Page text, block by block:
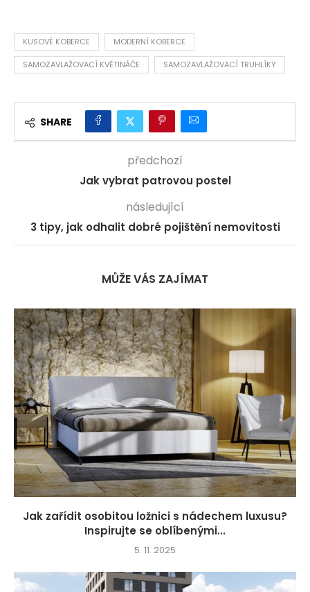
KUSOVÉ KOBERCE MODERNÍ KOBERCE
SAMOZAVLAŽOVACÍ KVĚTINÁČE SAMOZAVLAŽOVACÍ TRUHLÍKY
SHARE
předchozí
Jak vybrat patrovou postel
následující
3 tipy, jak odhalit dobré pojištění nemovitosti
MŮŽE VÁS ZAJÍMAT
Jak zařídit osobitou ložnici s nádechem luxusu?
Inspirujte se oblíbenými...
5. 11. 2025